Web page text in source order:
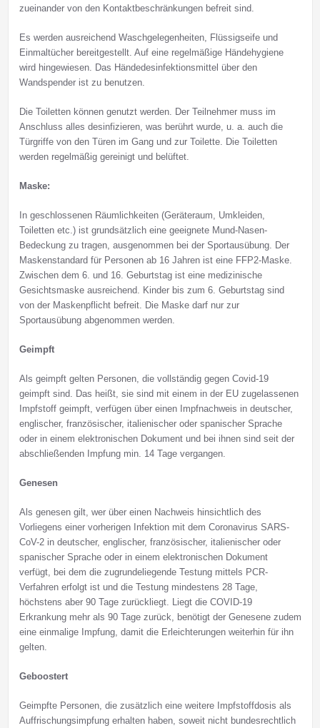
zueinander von den Kontaktbeschränkungen befreit sind.
Es werden ausreichend Waschgelegenheiten, Flüssigseife und
Einmaltücher bereitgestellt. Auf eine regelmäßige Händehygiene
wird hingewiesen. Das Händedesinfektionsmittel über den
Wandspender ist zu benutzen.
Die Toiletten können genutzt werden. Der Teilnehmer muss im
Anschluss alles desinfizieren, was berührt wurde, u. a. auch die
Türgriffe von den Türen im Gang und zur Toilette. Die Toiletten
werden regelmäßig gereinigt und belüftet.
Maske:
In geschlossenen Räumlichkeiten (Geräteraum, Umkleiden,
Toiletten etc.) ist grundsätzlich eine geeignete Mund-Nasen-
Bedeckung zu tragen, ausgenommen bei der Sportausübung. Der
Maskenstandard für Personen ab 16 Jahren ist eine FFP2-Maske.
Zwischen dem 6. und 16. Geburtstag ist eine medizinische
Gesichtsmaske ausreichend. Kinder bis zum 6. Geburtstag sind
von der Maskenpflicht befreit. Die Maske darf nur zur
Sportausübung abgenommen werden.
Geimpft
Als geimpft gelten Personen, die vollständig gegen Covid-19
geimpft sind. Das heißt, sie sind mit einem in der EU zugelassenen
Impfstoff geimpft, verfügen über einen Impfnachweis in deutscher,
englischer, französischer, italienischer oder spanischer Sprache
oder in einem elektronischen Dokument und bei ihnen sind seit der
abschließenden Impfung min. 14 Tage vergangen.
Genesen
Als genesen gilt, wer über einen Nachweis hinsichtlich des
Vorliegens einer vorherigen Infektion mit dem Coronavirus SARS-
CoV-2 in deutscher, englischer, französischer, italienischer oder
spanischer Sprache oder in einem elektronischen Dokument
verfügt, bei dem die zugrundeliegende Testung mittels PCR-
Verfahren erfolgt ist und die Testung mindestens 28 Tage,
höchstens aber 90 Tage zurückliegt. Liegt die COVID-19
Erkrankung mehr als 90 Tage zurück, benötigt der Genesene zudem
eine einmalige Impfung, damit die Erleichterungen weiterhin für ihn
gelten.
Geboostert
Geimpfte Personen, die zusätzlich eine weitere Impfstoffdosis als
Auffrischungsimpfung erhalten haben, soweit nicht bundesrechtlich